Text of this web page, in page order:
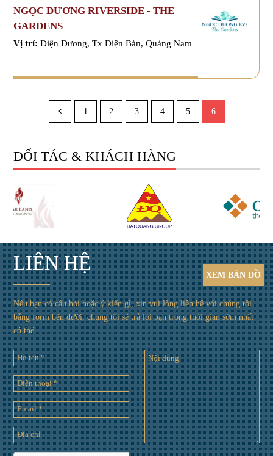
NGỌC DƯƠNG RIVERSIDE - THE
GARDENS
Vị trí: Điện Dương, Tx Điện Bàn, Quảng Nam
1 2 3 4 5 6
ĐỐI TÁC & KHÁCH HÀNG
XEM BẢN ĐỒ
LIÊN HỆ
Nếu bạn có câu hỏi hoặc ý kiến gì, xin vui lòng liên hệ với chúng tôi
bằng form bên dưới, chúng tôi sẽ trả lời bạn trong thời gian sớm nhất
có thể.